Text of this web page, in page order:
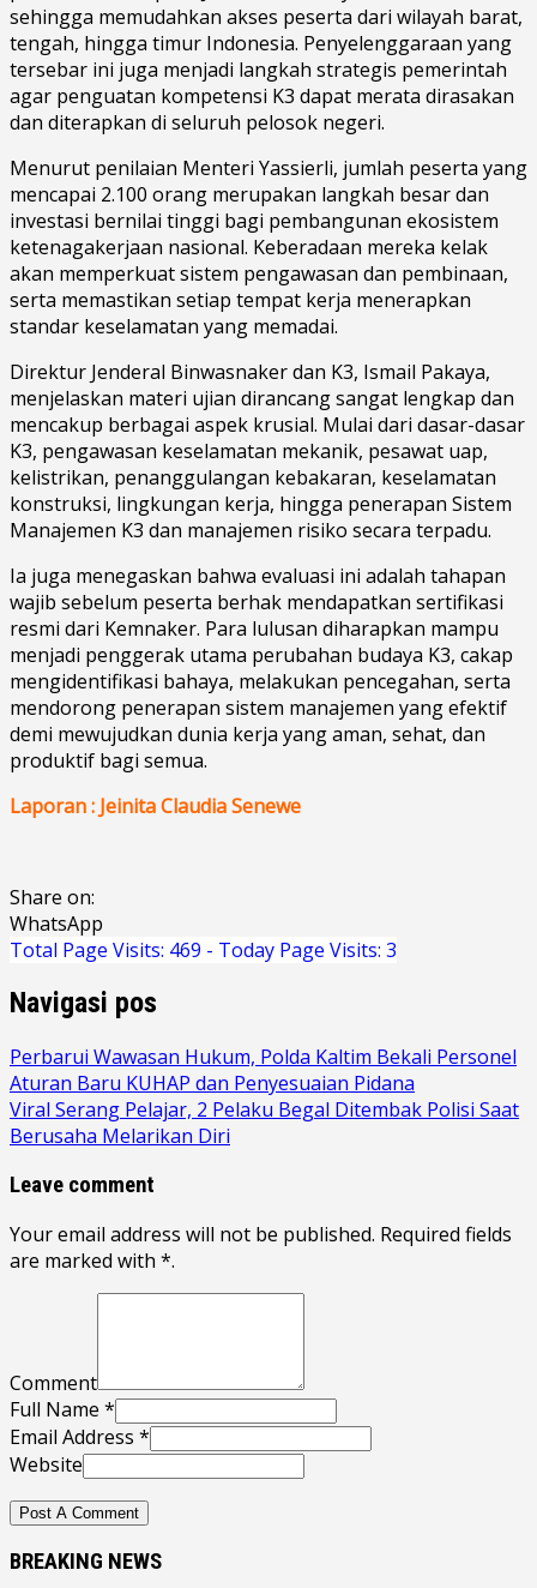
sehingga memudahkan akses peserta dari wilayah barat,
tengah, hingga timur Indonesia. Penyelenggaraan yang
tersebar ini juga menjadi langkah strategis pemerintah
agar penguatan kompetensi K3 dapat merata dirasakan
dan diterapkan di seluruh pelosok negeri.
Menurut penilaian Menteri Yassierli, jumlah peserta yang
mencapai 2.100 orang merupakan langkah besar dan
investasi bernilai tinggi bagi pembangunan ekosistem
ketenagakerjaan nasional. Keberadaan mereka kelak
akan memperkuat sistem pengawasan dan pembinaan,
serta memastikan setiap tempat kerja menerapkan
standar keselamatan yang memadai.
Direktur Jenderal Binwasnaker dan K3, Ismail Pakaya,
menjelaskan materi ujian dirancang sangat lengkap dan
mencakup berbagai aspek krusial. Mulai dari dasar-dasar
K3, pengawasan keselamatan mekanik, pesawat uap,
kelistrikan, penanggulangan kebakaran, keselamatan
konstruksi, lingkungan kerja, hingga penerapan Sistem
Manajemen K3 dan manajemen risiko secara terpadu.
Ia juga menegaskan bahwa evaluasi ini adalah tahapan
wajib sebelum peserta berhak mendapatkan sertifikasi
resmi dari Kemnaker. Para lulusan diharapkan mampu
menjadi penggerak utama perubahan budaya K3, cakap
mengidentifikasi bahaya, melakukan pencegahan, serta
mendorong penerapan sistem manajemen yang efektif
demi mewujudkan dunia kerja yang aman, sehat, dan
produktif bagi semua.
Laporan : Jeinita Claudia Senewe
Share on:
WhatsApp
Total Page Visits: 469 - Today Page Visits: 3
Navigasi pos
Perbarui Wawasan Hukum, Polda Kaltim Bekali Personel
Aturan Baru KUHAP dan Penyesuaian Pidana
Viral Serang Pelajar, 2 Pelaku Begal Ditembak Polisi Saat
Berusaha Melarikan Diri
Leave comment
Your email address will not be published. Required fields
are marked with *.
Comment
Full Name *
Email Address *
Website
BREAKING NEWS